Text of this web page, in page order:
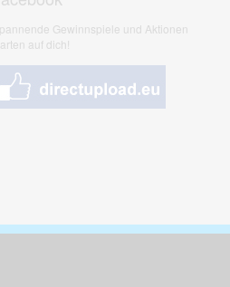
Gewinnspiele und Aktionen
auf dich!